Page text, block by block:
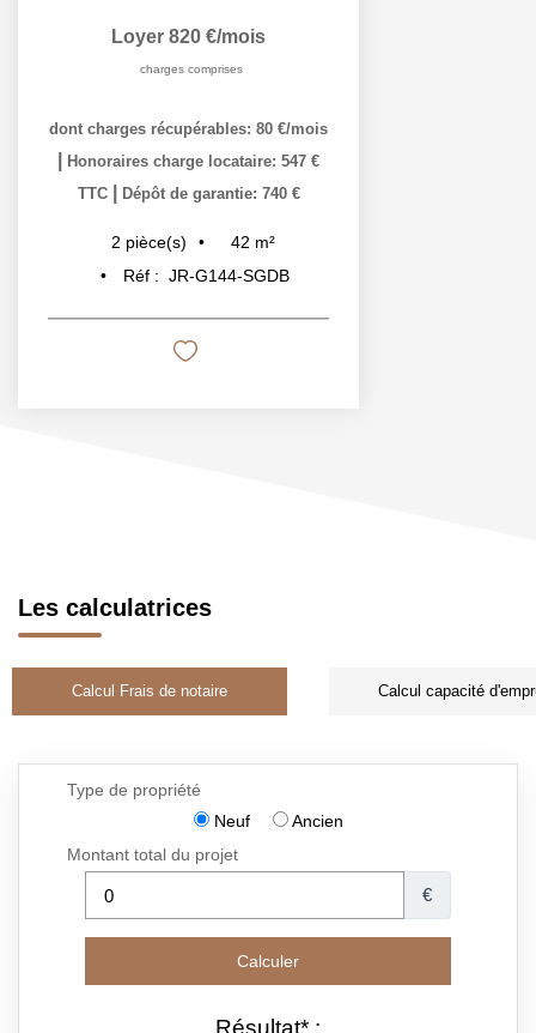
Loyer 820 €/mois
charges comprises
dont charges récupérables: 80 €/mois
Honoraires charge locataire: 547 €
TTC
Dépôt de garantie: 740 €
2 pièce(s) 42 m²
Réf : JR-G144-SGDB
Les calculatrices
Calcul Frais de notaire Calcul capacité